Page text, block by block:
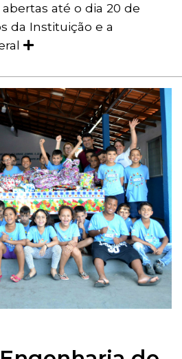
até o dia 20 de
da Instituição e a